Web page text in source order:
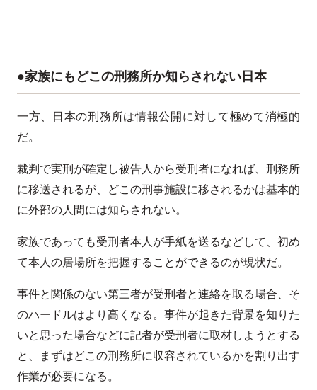
●家族にもどこの刑務所か知らされない日本
一方、日本の刑務所は情報公開に対して極めて消極的
だ。
裁判で実刑が確定し被告人から受刑者になれば、刑務所
に移送されるが、どこの刑事施設に移されるかは基本的
に外部の人間には知らされない。
家族であっても受刑者本人が手紙を送るなどして、初め
て本人の居場所を把握することができるのが現状だ。
事件と関係のない第三者が受刑者と連絡を取る場合、そ
のハードルはより高くなる。事件が起きた背景を知りた
いと思った場合などに記者が受刑者に取材しようとする
と、まずはどこの刑務所に収容されているかを割り出す
作業が必要になる。